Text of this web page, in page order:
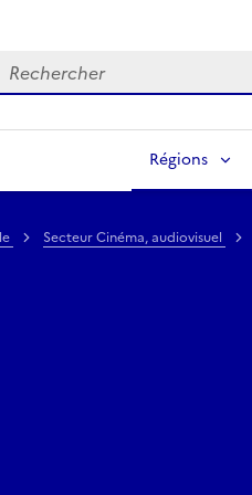
Régions
Secteur Cinéma, audiovisuel